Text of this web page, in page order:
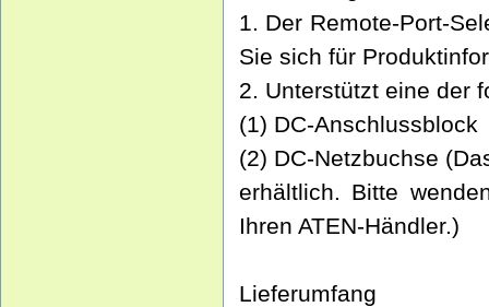
1. Der Remote-Port-
Sie sich für
2. Unterstützt eine der
(1) DC-Anschlussblock
(2) DC-Netzbuchse
erhältlich. Bitte
Ihren ATEN-Händler.)
Lieferumfang